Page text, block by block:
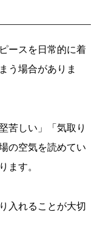
ースを日常的に着
う場合がありま
苦しい」「気取り
の空気を読めてい
ます。
入れることが大切